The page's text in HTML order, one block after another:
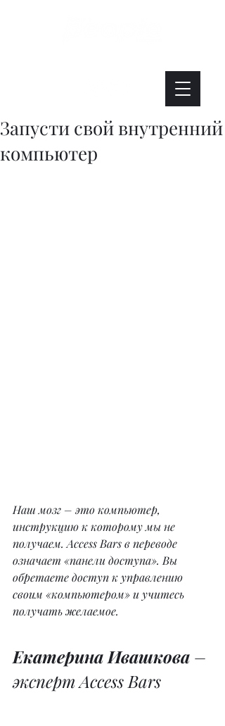
Запусти свой внутренний
компьютер
Наш мозг – это компьютер,
инструкцию к которому мы не
получаем. Access Bars в переводе
означает «панели доступа». Вы
обретаете доступ к управлению
своим «компьютером» и учитесь
получать желаемое.
Екатерина Ивашкова –
эксперт Access Bars